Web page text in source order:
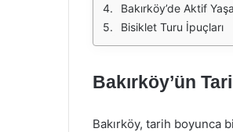
Bakırköy’de Aktif
Bisiklet Turu İpuçları
Bakırköy’ün
Bakırköy, tarih boyunca